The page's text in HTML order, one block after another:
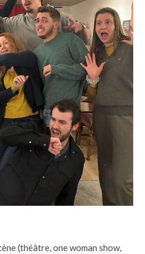
(théâtre, one woman show,